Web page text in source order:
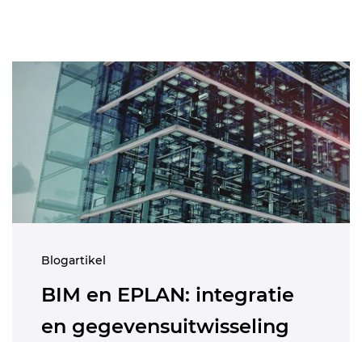
Blogartikel
BIM en EPLAN: integratie
en gegevensuitwisseling